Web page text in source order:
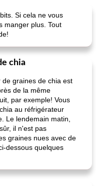
Si cela ne vous
manger plus. Tout
chia
graines de chia est
de la même
par exemple! Vous
au réfrigérateur
Le lendemain matin,
il n'est pas
graines nues avec de
dessous quelques